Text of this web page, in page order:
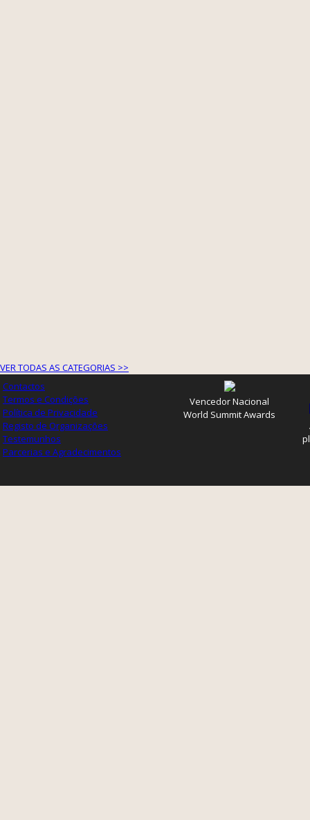
VER TODAS AS CATEGORIAS >>
Contactos
Termos e Condições
Política de Privacidade
Registo de Organizações
Testemunhos
Parcerias e Agradecimentos
Vencedor Nacional
World Summit Awards